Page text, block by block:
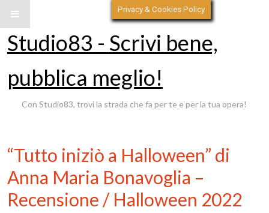
Studio83 - Scrivi bene,
pubblica meglio!
Con Studio83, trovi la strada che fa per te e per la tua opera!
“Tutto iniziò a Halloween” di
Anna Maria Bonavoglia –
Recensione / Halloween 2022
Privacy & Cookies Policy